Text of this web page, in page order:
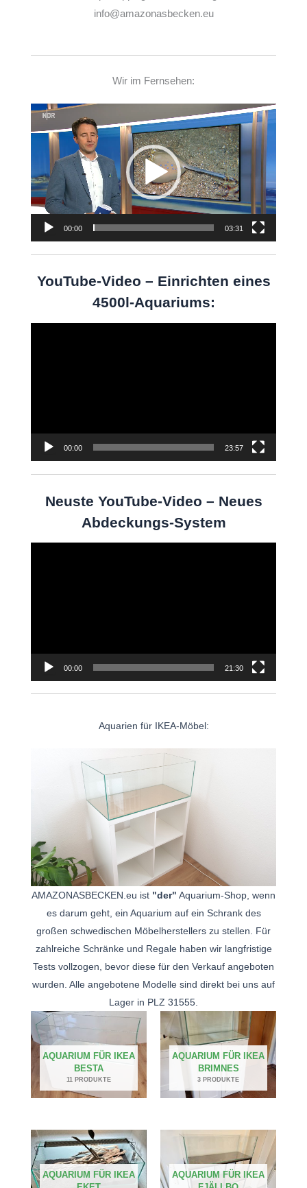
info@amazonasbecken.eu
Wir im Fernsehen:
Player
00:00 03:31
YouTube-Video – Einrichten eines
4500l-Aquariums:
00:00 23:57
Neuste YouTube-Video – Neues
Abdeckungs-System
00:00 21:30
Aquarien für IKEA-Möbel:
AMAZONASBECKEN.eu ist "der" Aquarium-Shop, wenn
es darum geht, ein Aquarium auf ein Schrank des
großen schwedischen Möbelherstellers zu stellen. Für
zahlreiche Schränke und Regale haben wir langfristige
Tests vollzogen, bevor diese für den Verkauf angeboten
wurden. Alle angebotene Modelle sind direkt bei uns auf
Lager in PLZ 31555.
AQUARIUM FÜR IKEA
BESTA
11 PRODUKTE
AQUARIUM FÜR IKEA
BRIMNES
3 PRODUKTE
AQUARIUM FÜR IKEA
AQUARIUM FÜR IKEA